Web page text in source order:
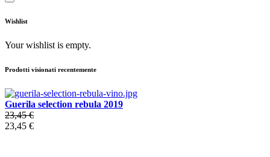
Wishlist
Your wishlist is empty.
Prodotti visionati recentemente
Guerila selection rebula 2019
23,45 €
23,45 €